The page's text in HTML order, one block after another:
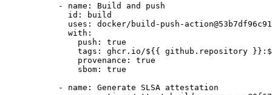
- name : Build and push
id :
build
uses : docker/build-push-
with :
push : true
tags : ghcr.io/${{ github.repository
provenance : true
sbom : true
- name : Generate SLSA attestation